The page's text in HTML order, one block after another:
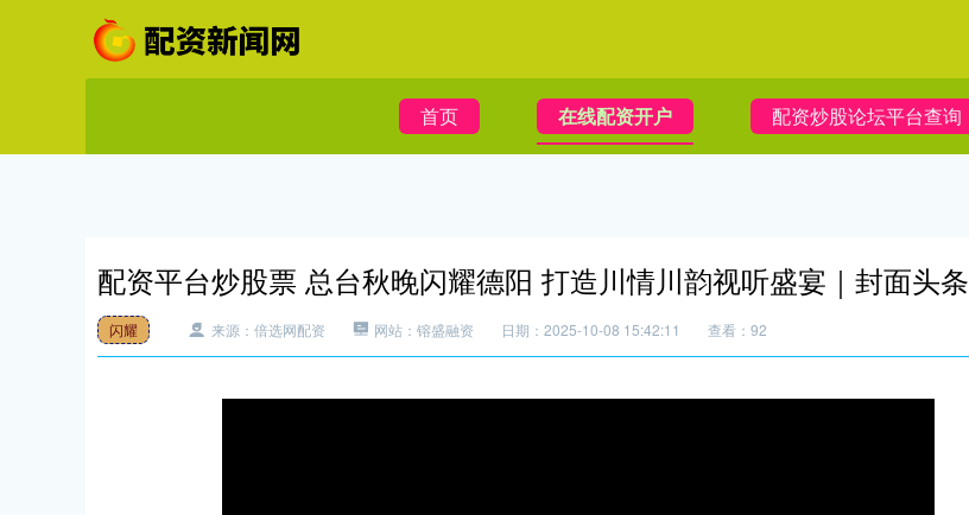
首页 在线配资开户 配资炒股论坛平台查询
配资平台炒股票 总台秋晚闪耀德阳 打造川情川韵视听盛宴｜封面头条
闪耀 来源：倍选网配资 网站：镕盛融资 日期：2025-10-08 15:42:11 查看：92